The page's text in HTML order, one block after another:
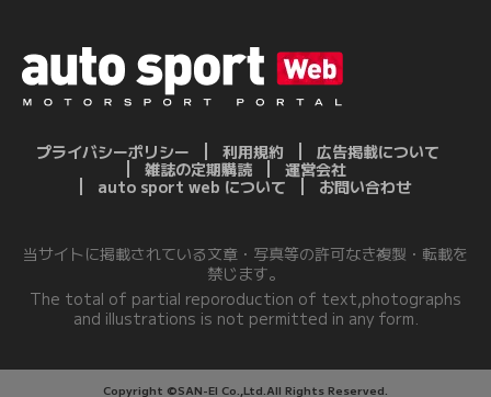
プライバシーポリシー 利用規約
広告掲載について
雑誌の定期購読
運営会社
auto sport web について
お問い合わせ
当サイトに掲載されている文章・写真等の許可なき複製・転載を
禁じます。
The total of partial reporoduction of text,photographs
and illustrations is not permitted in any form.
Copyright ©SAN-EI Co.,Ltd.All Rights Reserved.